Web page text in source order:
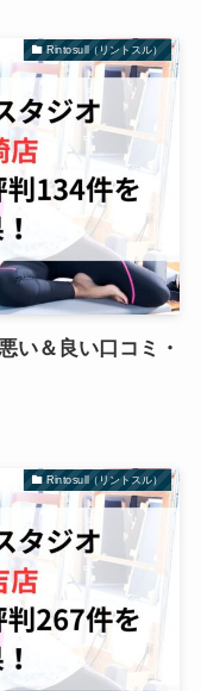
Rintosull（リントスル）
い＆良い口コミ・
Rintosull（リントスル）